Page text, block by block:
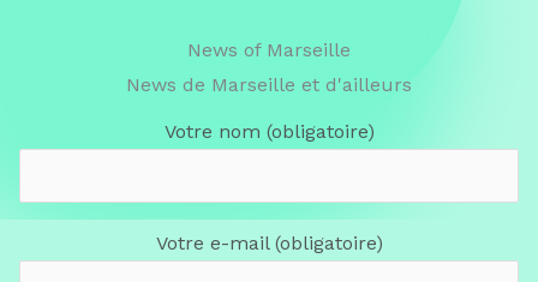
News of Marseille
News de Marseille et d'ailleurs
Votre nom (obligatoire)
Votre e-mail (obligatoire)